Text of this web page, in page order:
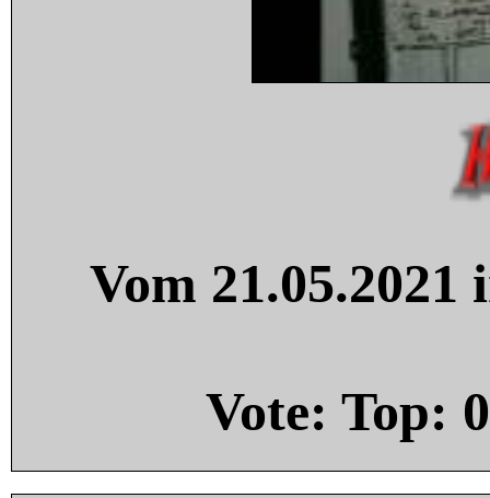
Vom
Vote: Top: 0